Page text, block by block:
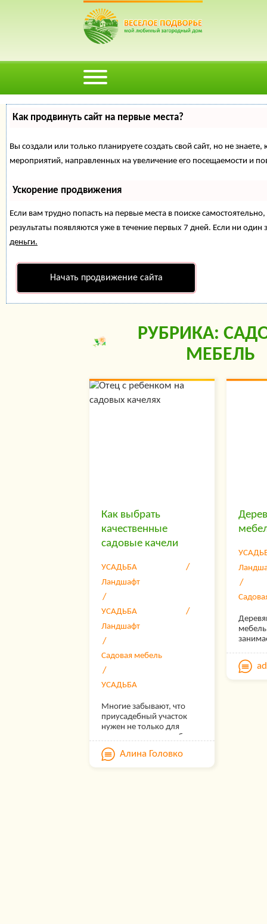
Как продвинуть сайт на первые места?
Вы создали или только планируете создать свой сайт, но не
мероприятий, направленных на увеличение его посещаемости и
Ускорение продвижения
Если вам трудно попасть на первые места в поиске
результаты появляются уже в течение первых 7 дней. Если ни один
деньги.
Начать продвижение сайта
РУБРИКА:
МЕБЕЛЬ
Как выбрать
качественные
садовые качели
УСАДЬБА
Ландшафт
УСАДЬБА
Ландшафт
Садовая мебель
УСАДЬБА
Многие забывают, что
приусадебный участок
нужен не только для
прополки грядок и сбора
урожая. На нем можно
создать лаундж-зону и
отдыхать среди природы,
Алина Головко